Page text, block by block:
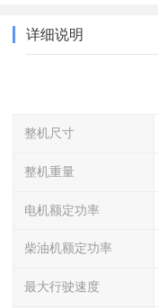
详细说明
整机尺寸
整机重量
电机额定功率
柴油机额定功率
最大行驶速度